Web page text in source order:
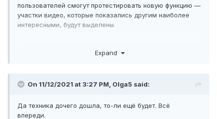
пользователей смогут протестировать новую функцию —
участки видео, которые показались другим наиболее
интересными, будут выделены.
Участники тестирования смогут увидеть своего рода
пользователи пересматривали часто, какую — реже.
компьютеров и мобильных устройств.
Expand
On 11/12/2021 at 3:27 PM, Olga5 said:
Да техника дочего дошла, то-ли ещё будет. Всё
впереди.